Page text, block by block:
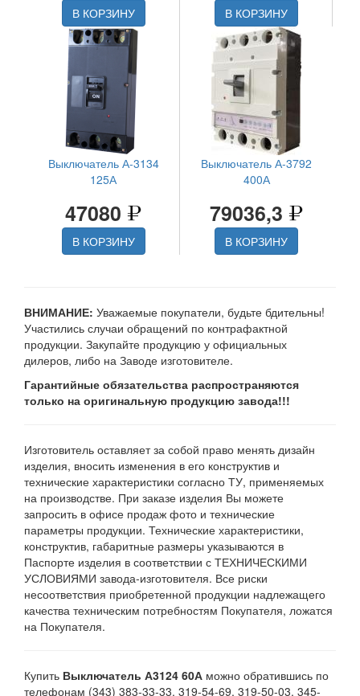
В КОРЗИНУ В КОРЗИНУ
Выключатель А-3134
125А
47080
В КОРЗИНУ
Выключатель А-3792
400А
79036,3
В КОРЗИНУ
ВНИМАНИЕ: Уважаемые покупатели, будьте бдительны!
Участились случаи обращений по контрафактной
продукции. Закупайте продукцию у официальных
дилеров, либо на Заводе изготовителе.
Гарантийные обязательства распространяются
только на оригинальную продукцию завода!!!
Изготовитель оставляет за собой право менять дизайн
изделия, вносить изменения в его конструктив и
технические характеристики согласно ТУ, применяемых
на производстве. При заказе изделия Вы можете
запросить в офисе продаж фото и технические
параметры продукции. Технические характеристики,
конструктив, габаритные размеры указываются в
Паспорте изделия в соответствии с ТЕХНИЧЕСКИМИ
УСЛОВИЯМИ завода-изготовителя. Все риски
несоответствия приобретенной продукции надлежащего
качества техническим потребностям Покупателя, ложатся
на Покупателя.
Купить Выключатель А3124 60А можно обратившись по
телефонам (343) 383-33-33, 319-54-69, 319-50-03, 345-